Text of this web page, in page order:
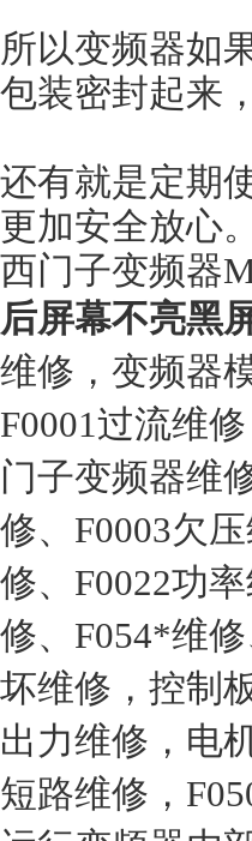
所以变频器如
包装密封起来
还有就是定期
更加安全放心。
西门子变频器
后屏幕不亮黑
维修，变频器
F0001过流维
门子变频器维
修、F0003欠
修、F0022功
修、F054*维
坏维修，控制
出力维修，电
短路维修，